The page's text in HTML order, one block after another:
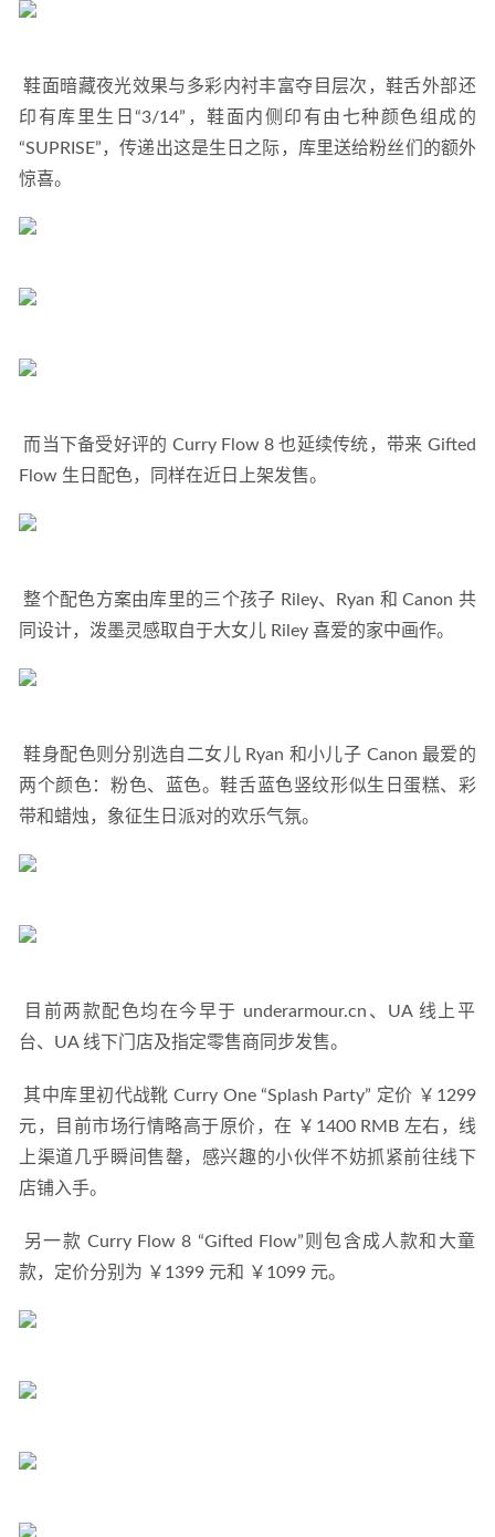
鞋面暗藏夜光效果与多彩内衬丰富夺目层次，鞋舌外部还
印有库里生日“3/14”，鞋面内侧印有由七种颜色组成的
“SUPRISE”，传递出这是生日之际，库里送给粉丝们的额外
惊喜。
Flow 生日配色，同样在近日上架发售。
同设计，泼墨灵感取自于大女儿 Riley 喜爱的家中画作。
鞋身配色则分别选自二女儿 Ryan 和小儿子 Canon 最爱的
两个颜色：粉色、蓝色。鞋舌蓝色竖纹形似生日蛋糕、彩
带和蜡烛，象征生日派对的欢乐气氛。
台、UA 线下门店及指定零售商同步发售。
其中库里初代战靴 Curry One “Splash Party” 定价 ￥1299
元，目前市场行情略高于原价，在 ￥1400 RMB 左右，线
上渠道几乎瞬间售罄，感兴趣的小伙伴不妨抓紧前往线下
店铺入手。
款，定价分别为 ￥1399 元和 ￥1099 元。